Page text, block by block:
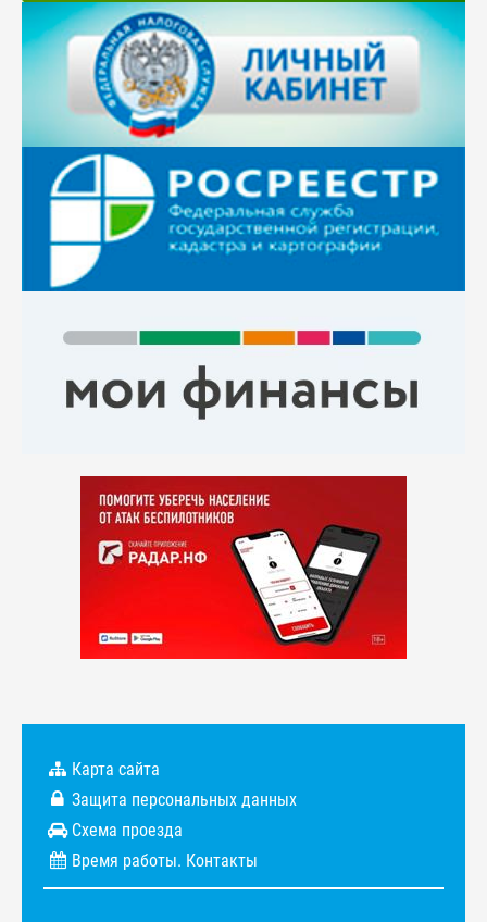
Карта сайта
Защита персональных данных
Схема проезда
Время работы. Контакты